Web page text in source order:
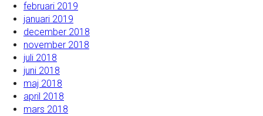
februari 2019
januari 2019
december 2018
november 2018
juli 2018
juni 2018
maj 2018
april 2018
mars 2018